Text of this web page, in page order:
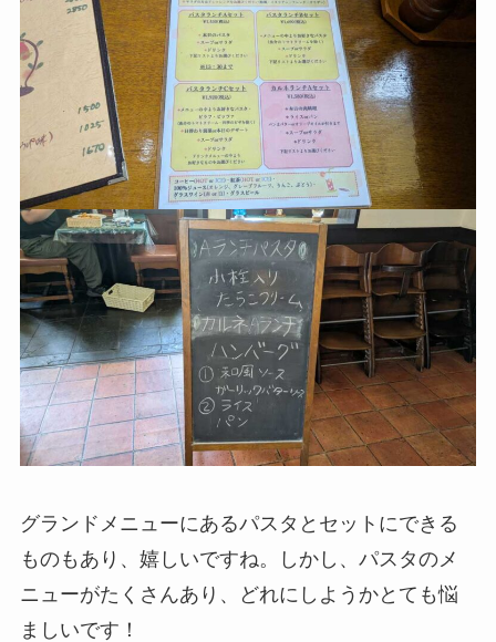
グランドメニューにあるパスタとセットにできる
ものもあり、嬉しいですね。しかし、パスタのメ
ニューがたくさんあり、どれにしようかとても悩
ましいです！